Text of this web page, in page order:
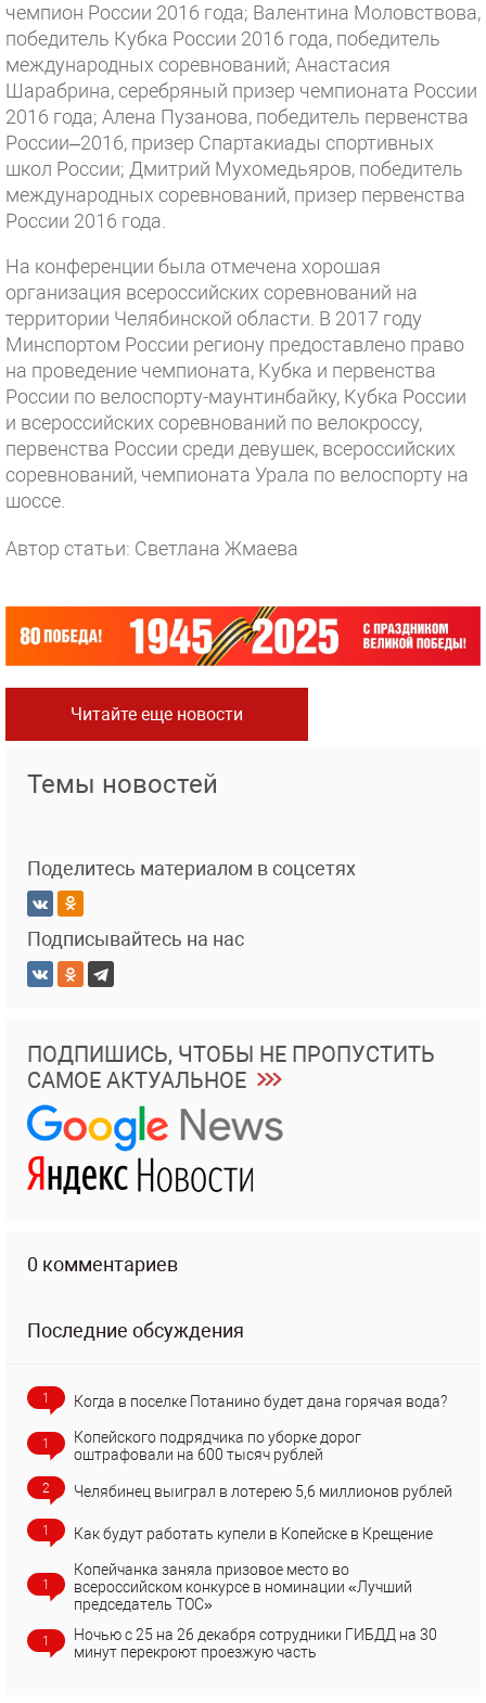
чемпион России 2016 года; Валентина Моловствова,
победитель Кубка России 2016 года, победитель
международных соревнований; Анастасия
Шарабрина, серебряный призер чемпионата России
2016 года; Алена Пузанова, победитель первенства
России–2016, призер Спартакиады спортивных
школ России; Дмитрий Мухомедьяров, победитель
международных соревнований, призер первенства
России 2016 года.
На конференции была отмечена хорошая
организация всероссийских соревнований на
территории Челябинской области. В 2017 году
Минспортом России региону предоставлено право
на проведение чемпионата, Кубка и первенства
России по велоспорту-маунтинбайку, Кубка России
и всероссийских соревнований по велокроссу,
первенства России среди девушек, всероссийских
соревнований, чемпионата Урала по велоспорту на
шоссе.
Автор статьи: Светлана Жмаева
Читайте еще новости
Темы новостей
Поделитесь материалом в соцсетях
Подписывайтесь на нас
ПОДПИШИСЬ, ЧТОБЫ НЕ ПРОПУСТИТЬ
САМОЕ АКТУАЛЬНОЕ
0 комментариев
Последние обсуждения
1 Когда в поселке Потанино будет дана горячая вода?
1
Копейского подрядчика по уборке дорог
оштрафовали на 600 тысяч рублей
2 Челябинец выиграл в лотерею 5,6 миллионов рублей
1 Как будут работать купели в Копейске в Крещение
1
Копейчанка заняла призовое место во
всероссийском конкурсе в номинации «Лучший
председатель ТОС»
1
Ночью с 25 на 26 декабря сотрудники ГИБДД на 30
минут перекроют проезжую часть